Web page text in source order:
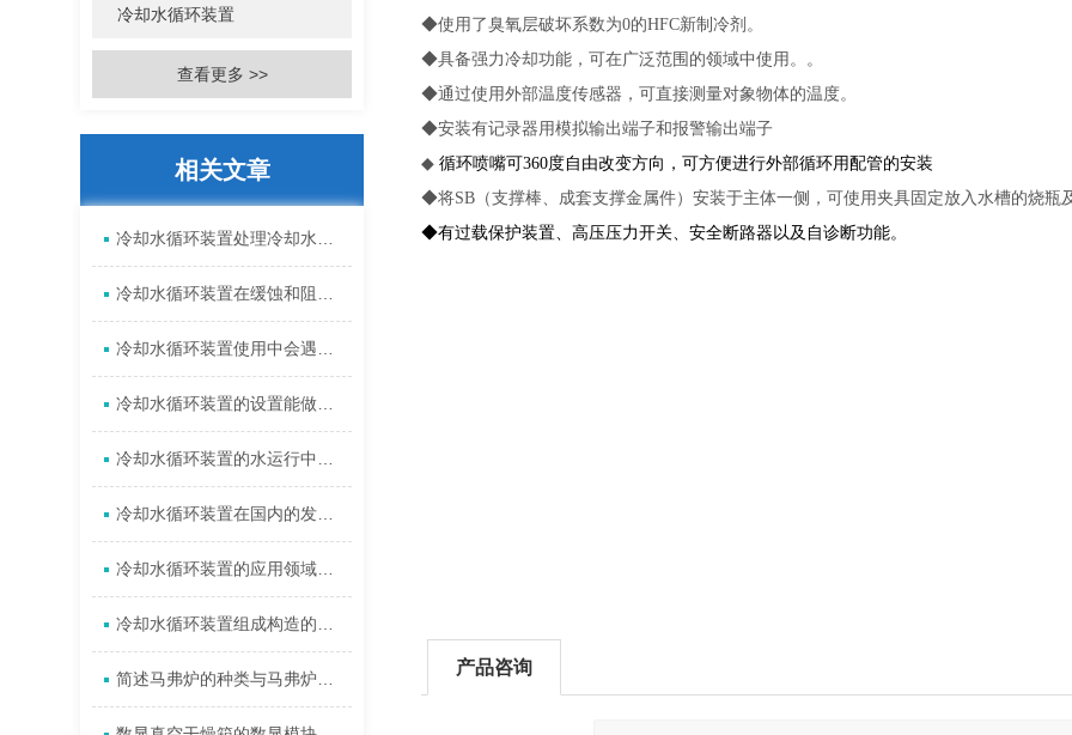
冷却水循环装置
查看更多 >>
相关文章
◆使用了臭氧层破坏系数为0的HFC新制冷剂。
◆具备强力冷却功能，可在广泛范围的领域中使用。。
◆通过使用外部温度传感器，可直接测量对象物体的温度。
◆安装有记录器用模拟输出端子和报警输出端子
◆ 循环喷嘴可360度自由改变方向，可方便进行外部循环用配管的安装
◆将SB（支撑棒、成套支撑金属件）安装于主体一侧，可使用夹具固定放入水槽的烧瓶
◆有过载保护装置、高压压力开关、安全断路器以及自诊断功能。
产品咨询